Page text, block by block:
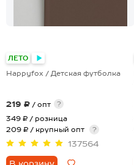
ЛЕТО
Happyfox / Детская футболка
219 ₽ / опт
?
349 ₽ / розница
209 ₽ / крупный опт
?
137564